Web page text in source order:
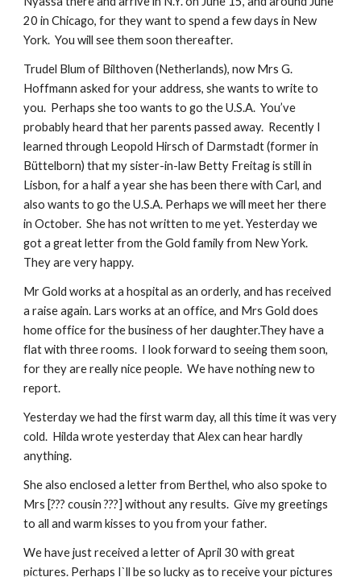
20 in Chicago, for they want to spend a few days in New
York.  You will see them soon thereafter.
Trudel Blum of Bilthoven (Netherlands), now Mrs G.
Hoffmann asked for your address, she wants to write to
you.  Perhaps she too wants to go the U.S.A.  You’ve
probably heard that her parents passed away.  Recently I
learned through Leopold Hirsch of Darmstadt (former in
Büttelborn) that my sister-in-law Betty Freitag is still in
Lisbon, for a half a year she has been there with Carl, and
also wants to go the U.S.A. Perhaps we will meet her there
in October.  She has not written to me yet. Yesterday we
got a great letter from the Gold family from New York.
They are very happy.
Mr Gold works at a hospital as an orderly, and has received
a raise again. Lars works at an office, and Mrs Gold does
home office for the business of her daughter.They have a
flat with three rooms.  I look forward to seeing them soon,
for they are really nice people.  We have nothing new to
report.
Yesterday we had the first warm day, all this time it was very
cold.  Hilda wrote yesterday that Alex can hear hardly
anything.
She also enclosed a letter from Berthel, who also spoke to
Mrs [??? cousin ???] without any results.  Give my greetings
to all and warm kisses to you from your father.
We have just received a letter of April 30 with great
pictures. Perhaps I`ll be so lucky as to receive your pictures